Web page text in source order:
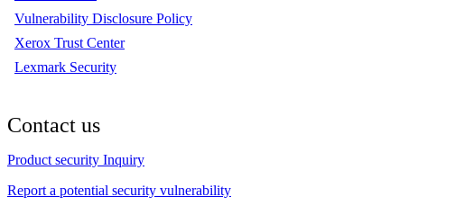
Vulnerability Disclosure Policy
Xerox Trust Center
Lexmark Security
Contact us
Product security Inquiry
Report a potential security vulnerability